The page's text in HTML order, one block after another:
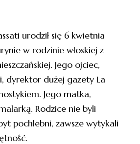
urodził się 6 kwietnia
w rodzinie włoskiej z
Jego ojciec,
dyrektor dużej gazety La
Jego matka,
Rodzice nie byli
pochlebni, zawsze wytykali